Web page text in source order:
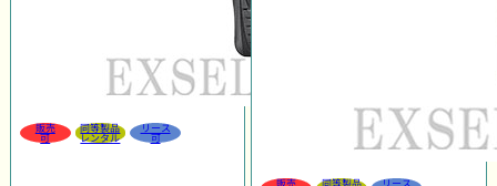
販売
可
同等製品
レンタル
リース
可